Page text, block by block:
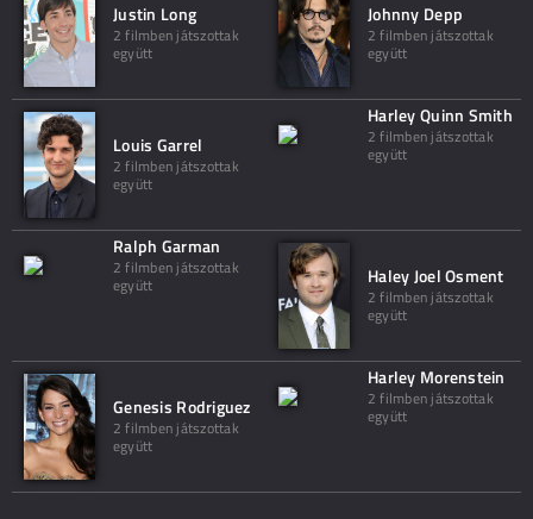
Justin Long
2 filmben játszottak
együtt
Johnny Depp
2 filmben játszottak
együtt
Louis Garrel
2 filmben játszottak
együtt
Harley Quinn Smith
2 filmben játszottak
együtt
Ralph Garman
2 filmben játszottak
együtt Haley Joel Osment
2 filmben játszottak
együtt
Genesis Rodriguez
2 filmben játszottak
együtt
Harley Morenstein
2 filmben játszottak
együtt